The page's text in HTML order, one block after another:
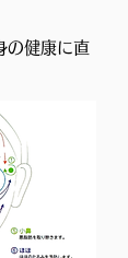
の健康に直